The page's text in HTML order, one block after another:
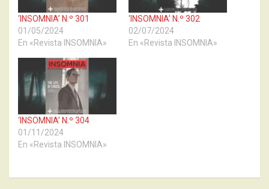
‘INSOMNIA’ N.º 301
01/05/2024
En «Revista INSOMNIA»
‘INSOMNIA’ N.º 302
02/07/2024
En «Revista INSOMNIA»
‘INSOMNIA’ N.º 304
01/11/2024
En «Revista INSOMNIA»